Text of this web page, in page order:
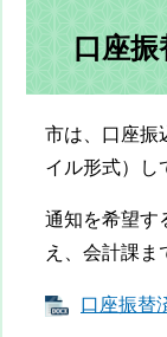
口座
市は、口座振
イル形式）し
通知を希望す
え、会計課ま
口座振替